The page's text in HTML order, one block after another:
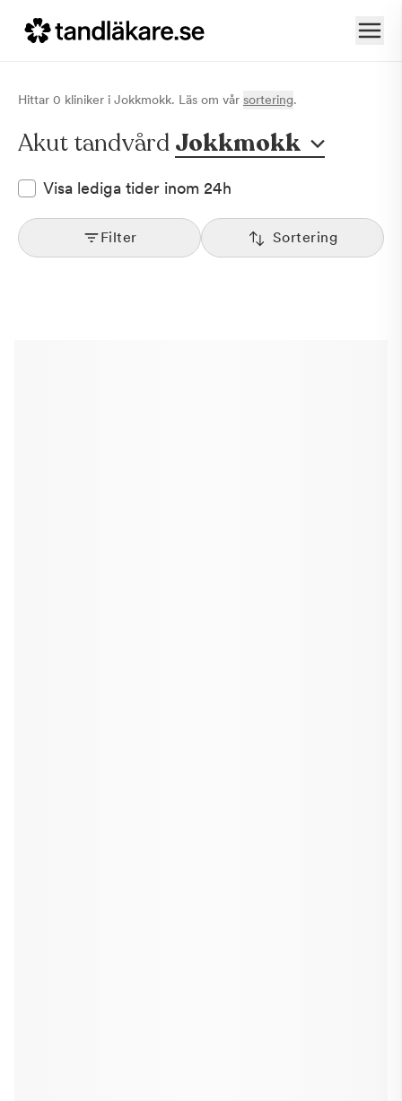
Hittar 0 kliniker i Jokkmokk. Läs om vår sortering.
Akut tandvård Jokkmokk
Visa lediga tider inom 24h
Filter Sortering